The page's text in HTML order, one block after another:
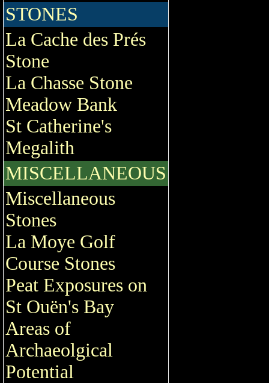
STONES
La Cache des Prés
Stone
La Chasse Stone
Meadow Bank
St Catherine's
Megalith
MISCELLANEOUS
Miscellaneous
Stones
La Moye Golf
Course Stones
Peat Exposures on
St Ouën's Bay
Areas of
Archaeolgical
Potential